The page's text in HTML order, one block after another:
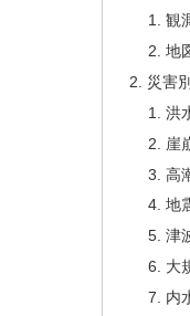
観
地
災害
洪
崖
高
地
津
大
内